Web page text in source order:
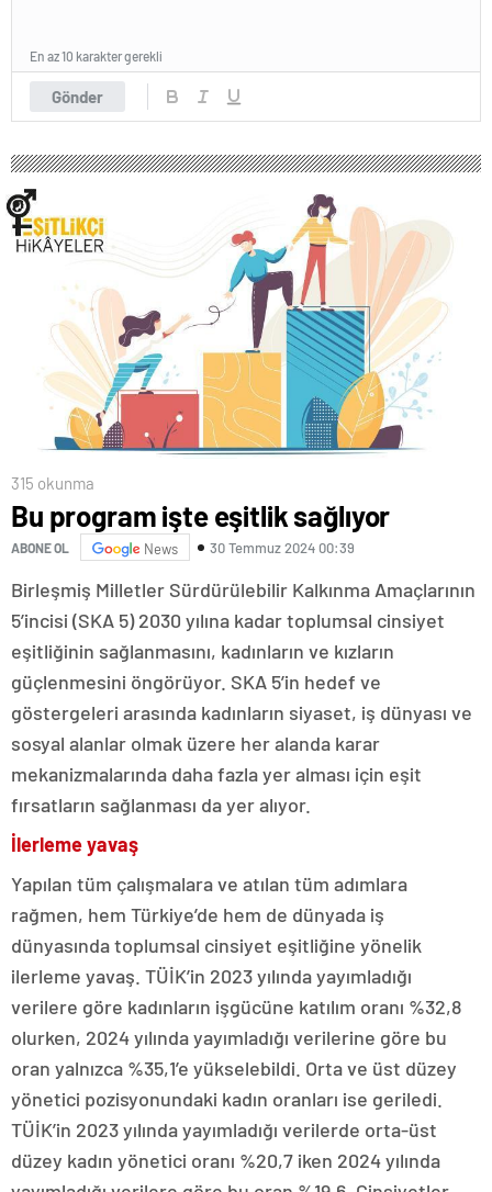
Gönder
En az 10 karakter gerekli
315 okunma
Bu program işte eşitlik sağlıyor
ABONE OL News 30 Temmuz 2024 00:39
Birleşmiş Milletler Sürdürülebilir Kalkınma Amaçlarının
5’incisi (SKA 5) 2030 yılına kadar toplumsal cinsiyet
eşitliğinin sağlanmasını, kadınların ve kızların
güçlenmesini öngörüyor. SKA 5’in hedef ve
göstergeleri arasında kadınların siyaset, iş dünyası ve
sosyal alanlar olmak üzere her alanda karar
mekanizmalarında daha fazla yer alması için eşit
fırsatların sağlanması da yer alıyor.
İlerleme yavaş
Yapılan tüm çalışmalara ve atılan tüm adımlara
rağmen, hem Türkiye’de hem de dünyada iş
dünyasında toplumsal cinsiyet eşitliğine yönelik
ilerleme yavaş. TÜİK’in 2023 yılında yayımladığı
verilere göre kadınların işgücüne katılım oranı %32,8
olurken, 2024 yılında yayımladığı verilerine göre bu
oran yalnızca %35,1’e yükselebildi. Orta ve üst düzey
yönetici pozisyonundaki kadın oranları ise geriledi.
TÜİK’in 2023 yılında yayımladığı verilerde orta-üst
düzey kadın yönetici oranı %20,7 iken 2024 yılında